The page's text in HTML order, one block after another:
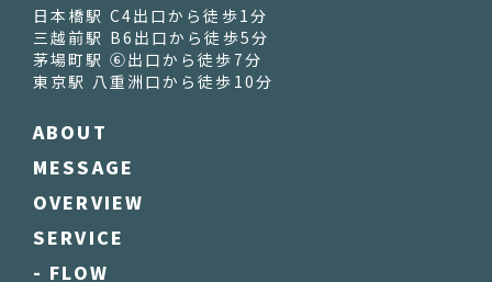
日本橋駅 C4出口から徒歩1分
三越前駅 B6出口から徒歩5分
茅場町駅 ⑥出口から徒歩7分
東京駅 八重洲口から徒歩10分
ABOUT
MESSAGE
OVERVIEW
SERVICE
- FLOW